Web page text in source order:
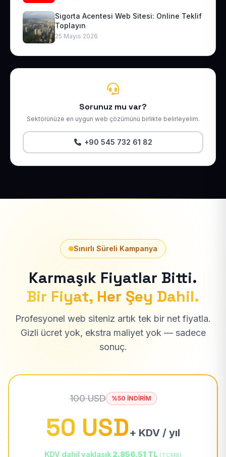
Sigorta Acentesi Web Sitesi: Online Teklif
Toplayın
25 Mayıs 2026
Sorunuz mu var?
Sektörünüze en uygun web çözümünü birlikte belirleyelim.
+90 545 732 61 82
Sınırlı Süreli Kampanya
Karmaşık Fiyatlar Bitti.
Bir Fiyat, Her Şey Dahil.
Profesyonel web siteniz artık tek bir net fiyatla.
Gizli ücret yok, ekstra maliyet yok — sadece
sonuç.
100 USD %50 İNDİRİM
50 USD+ KDV / yıl
KDV dahil yaklaşık 2.856,51 TL (TCMB)